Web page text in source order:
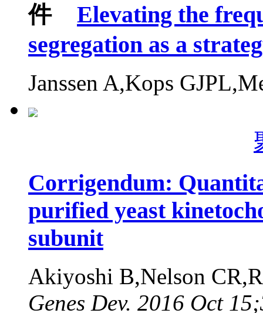
Elevating the
segregation as a
Janssen A,Kops
Corrigendum:
purified yeast
subunit
Akiyoshi B,Nelson
Genes Dev. 2016 Oct